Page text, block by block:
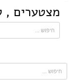
מצטערים ,